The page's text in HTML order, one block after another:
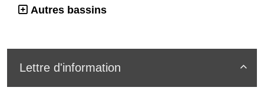
Autres bassins

Lettre d'information